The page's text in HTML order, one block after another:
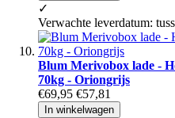
✓
Verwachte leverdatum:
Blum Merivobox lade -
70kg - Oriongrijs
€69,95 €57,81
In winkelwagen